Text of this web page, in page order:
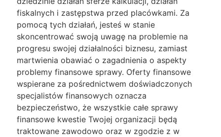
fiskalnych i zastępstwa przed placówkami. Za
pomocą tych działań, jesteś w stanie
skoncentrować swoją uwagę na problemie na
progresu swojej działalności biznesu, zamiast
martwienia obawiać o zagadnienia o aspekty
problemy finansowe sprawy. Oferty finansowe
wspierane za pośrednictwem doświadczonych
specjalistów finansowych oznacza
bezpieczeństwo, że wszystkie całe sprawy
finansowe kwestie Twojej organizacji będą
traktowane zawodowo oraz w zgodzie z w